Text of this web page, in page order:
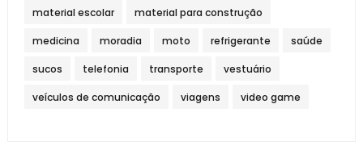
material escolar material para construção
medicina moradia moto refrigerante saúde
sucos telefonia transporte vestuário
veículos de comunicação viagens video game